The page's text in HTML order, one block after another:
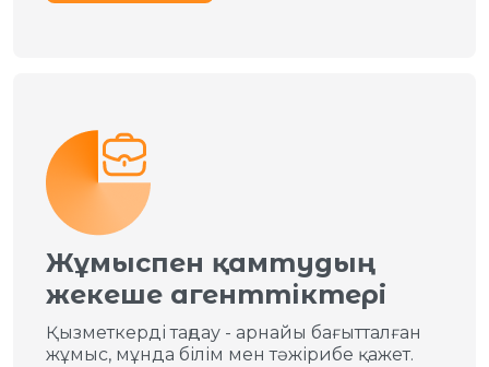
Жұмыспен қамтудың
жекеше агенттiктері
Қызметкерді таңдау - арнайы бағытталған
жұмыс, мұнда білім мен тәжірибе қажет.